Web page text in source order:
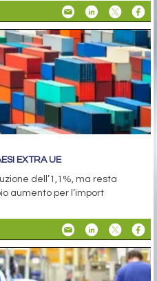
EXTRA UE
dell’1,1%, ma resta
aumento per l’import